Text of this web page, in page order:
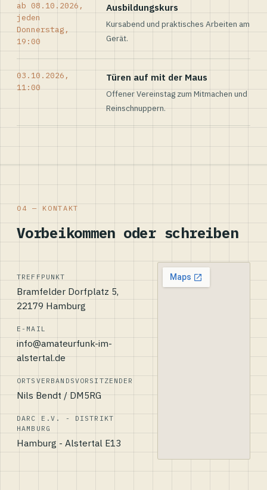
ab 08.10.2026,
jeden
Donnerstag,
19:00
Ausbildungskurs
Kursabend und praktisches Arbeiten am
Gerät.
03.10.2026,
11:00
Türen auf mit der Maus
Offener Vereinstag zum Mitmachen und
Reinschnuppern.
04 — KONTAKT
Vorbeikommen oder schreiben
TREFFPUNKT
Bramfelder Dorfplatz 5,
22179 Hamburg
E-MAIL
info@amateurfunk-im-
alstertal.de
ORTSVERBANDSVORSITZENDER
Nils Bendt / DM5RG
DARC E.V. - DISTRIKT
HAMBURG
Hamburg - Alstertal E13